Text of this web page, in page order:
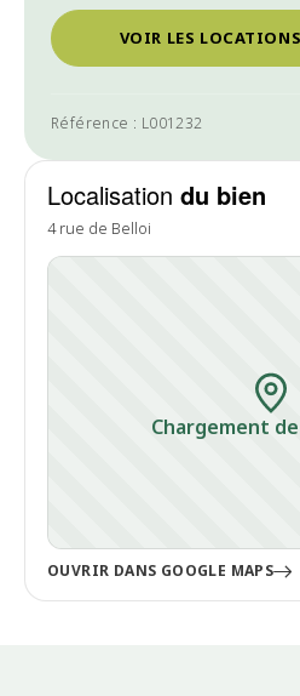
VOIR LES
Référence : L001232
Localisation du bien
4 rue de Belloi
Chargement
OUVRIR DANS GOOGLE MAPS